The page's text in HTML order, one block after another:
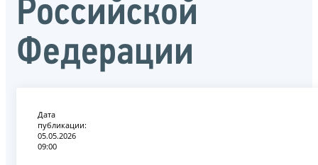
Российской
Федерации
Дата
публикации:
05.05.2026
09:00